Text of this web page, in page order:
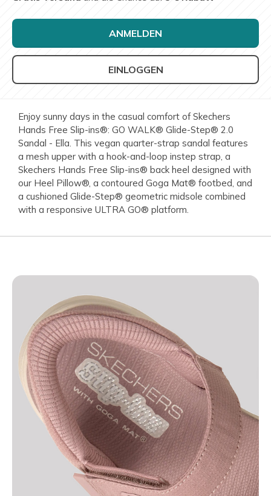
ANMELDEN
EINLOGGEN
Enjoy sunny days in the casual comfort of Skechers
Hands Free Slip-ins®: GO WALK® Glide-Step® 2.0
Sandal - Ella. This vegan quarter-strap sandal features
a mesh upper with a hook-and-loop instep strap, a
Skechers Hands Free Slip-ins® back heel designed with
our Heel Pillow®, a contoured Goga Mat® footbed, and
a cushioned Glide-Step® geometric midsole combined
with a responsive ULTRA GO® platform.